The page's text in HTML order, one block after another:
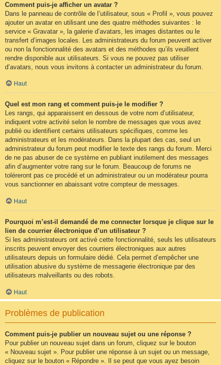
Comment puis-je afficher un avatar ?
Dans le panneau de contrôle de l’utilisateur, sous « Profil », vous pouvez
ajouter un avatar en utilisant une des quatre méthodes suivantes : le
service « Gravatar », la galerie d’avatars, les images distantes ou le
transfert d’images locales. Les administrateurs du forum peuvent activer
ou non la fonctionnalité des avatars et des méthodes qu’ils veuillent
rendre disponible aux utilisateurs. Si vous ne pouvez pas utiliser
d’avatars, nous vous invitons à contacter un administrateur du forum.
Haut
Quel est mon rang et comment puis-je le modifier ?
Les rangs, qui apparaissent en dessous de votre nom d’utilisateur,
indiquent votre activité selon le nombre de messages que vous avez
publié ou identifient certains utilisateurs spécifiques, comme les
administrateurs et les modérateurs. Dans la plupart des cas, seul un
administrateur du forum peut modifier le texte des rangs du forum. Merci
de ne pas abuser de ce système en publiant inutilement des messages
afin d’augmenter votre rang sur le forum. Beaucoup de forums ne
toléreront pas ce procédé et un administrateur ou un modérateur pourra
vous sanctionner en abaissant votre compteur de messages.
Haut
Pourquoi m’est-il demandé de me connecter lorsque je clique sur le
lien de courrier électronique d’un utilisateur ?
Si les administrateurs ont activé cette fonctionnalité, seuls les utilisateurs
inscrits peuvent envoyer des courriers électroniques aux autres
utilisateurs depuis un formulaire dédié. Cela permet d’empêcher une
utilisation abusive du système de messagerie électronique par des
utilisateurs malveillants ou des robots.
Haut
Problèmes de publication
Comment puis-je publier un nouveau sujet ou une réponse ?
Pour publier un nouveau sujet dans un forum, cliquez sur le bouton
« Nouveau sujet ». Pour publier une réponse à un sujet ou un message,
cliquez sur le bouton « Répondre ». Il se peut que vous ayez besoin